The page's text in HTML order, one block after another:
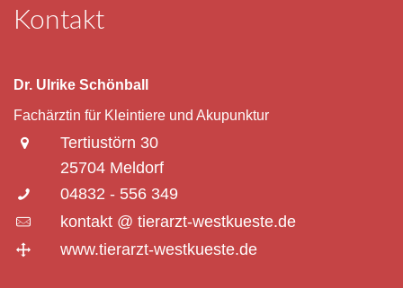
Kontakt
Dr. Ulrike Schönball
Fachärztin für Kleintiere und Akupunktur
Tertiustörn 30
25704 Meldorf
04832 - 556 349
kontakt @ tierarzt-westkueste.de
www.tierarzt-westkueste.de